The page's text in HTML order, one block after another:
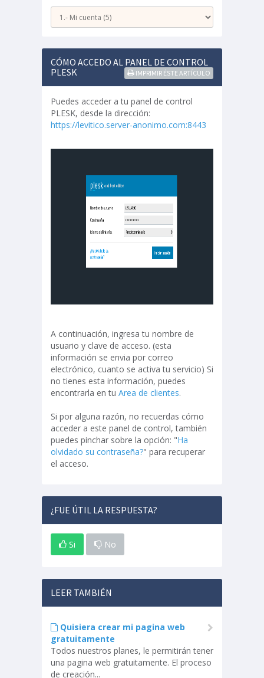
CÓMO ACCEDO AL PANEL DE CONTROL
PLESK
IMPRIMIR ÉSTE ARTÍCULO
Puedes acceder a tu panel de control
PLESK, desde la dirección:
https://levitico.server-anonimo.com:8443
A continuación, ingresa tu nombre de
usuario y clave de acceso. (esta
información se envia por correo
electrónico, cuanto se activa tu servicio) Si
no tienes esta información, puedes
encontrarla en tu Area de clientes.
Si por alguna razón, no recuerdas cómo
acceder a este panel de control, también
puedes pinchar sobre la opción: "Ha
olvidado su contraseña?" para recuperar
el acceso.
¿FUE ÚTIL LA RESPUESTA?
Si No
LEER TAMBIÉN
Quisiera crear mi pagina web
gratuitamente
Todos nuestros planes, le permitirán tener
una pagina web gratuitamente. El proceso
de creación...